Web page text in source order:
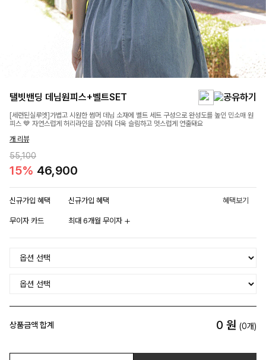
탤빗밴딩 데님원피스+벨트SET
[세련된실루엣]가볍고 시원한 썸머 데님 소재에 벨트 세트 구성으로 완성도를 높인 민소매 원
피스 💙 자연스럽게 허리라인을 잡아줘 더욱 슬림하고 멋스럽게 연출돼요
개 리뷰
55,100
15% 46,900
신규가입 혜택 신규가입 혜택 혜택보기
무이자 카드 최대 6개월 무이자
상품금액 합계 0 원 (0개)